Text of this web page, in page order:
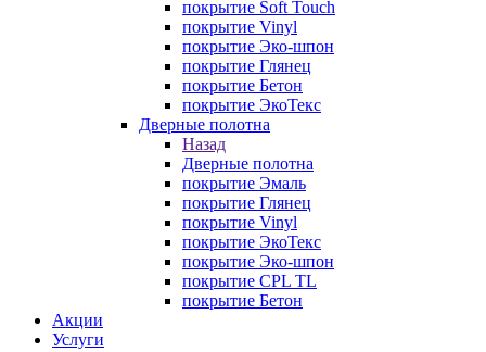
покрытие Soft Touch
покрытие Vinyl
покрытие Эко-шпон
покрытие Глянец
покрытие Бетон
покрытие ЭкоТекс
Дверные полотна
Назад
Дверные полотна
покрытие Эмаль
покрытие Глянец
покрытие Vinyl
покрытие ЭкоТекс
покрытие Эко-шпон
покрытие CPL TL
покрытие Бетон
Акции
Услуги